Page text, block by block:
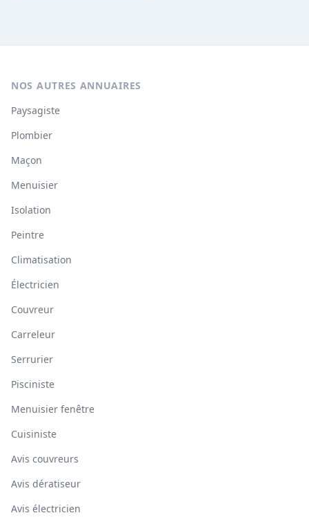
NOS AUTRES ANNUAIRES
Paysagiste
Plombier
Maçon
Menuisier
Isolation
Peintre
Climatisation
Électricien
Couvreur
Carreleur
Serrurier
Pisciniste
Menuisier fenêtre
Cuisiniste
Avis couvreurs
Avis dératiseur
Avis électricien